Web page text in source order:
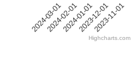
2024-03-01
2024-02-012024-01-012023-12-012023-11-01
Highcharts.com